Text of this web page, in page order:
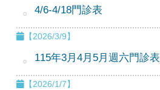
4/6-4/18門診表
【2026/3/9】
115年3月4月5月週六門診表
【2026/1/7】